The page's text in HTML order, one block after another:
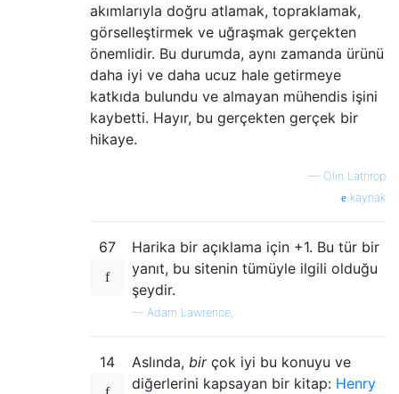
akımlarıyla doğru atlamak, topraklamak,
görselleştirmek ve uğraşmak gerçekten
önemlidir. Bu durumda, aynı zamanda ürünü
daha iyi ve daha ucuz hale getirmeye
katkıda bulundu ve almayan mühendis işini
kaybetti. Hayır, bu gerçekten gerçek bir
hikaye.
— Olin Lathrop
kaynak
67
Harika bir açıklama için +1. Bu tür bir
yanıt, bu sitenin tümüyle ilgili olduğu
şeydir.
— Adam Lawrence,
14 Aslında, birçok iyi bu konuyu ve
diğerlerini kapsayan bir kitap: Henry